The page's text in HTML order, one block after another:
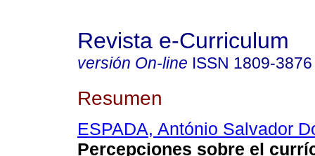
Revista e-Curriculum
versión On-line ISSN 1809-3876
Resumen
ESPADA, António Salvador
Percepciones sobre el